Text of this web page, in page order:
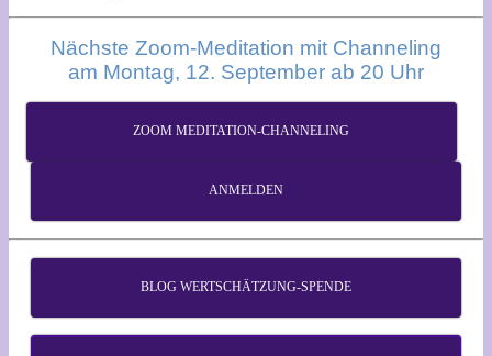
Nächste Zoom-Meditation mit Channeling
am Montag, 12. September ab 20 Uhr
ZOOM MEDITATION-CHANNELING
ANMELDEN
BLOG WERTSCHÄTZUNG-SPENDE